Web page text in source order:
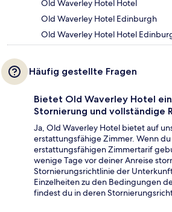
Old Waverley Hotel Hotel
Old Waverley Hotel Edinburgh
Old Waverley Hotel Hotel
Häufig gestellte Fragen
Bietet Old Waverley Hotel
Stornierung und vollständige
Ja, Old Waverley Hotel bietet auf
erstattungsfähige Zimmer. Wenn
erstattungsfähigen Zimmertarif
wenige Tage vor deiner Anreise
Stornierungsrichtlinie der
Einzelheiten zu den Bedingungen
findest du in deren